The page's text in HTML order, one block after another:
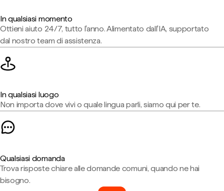
In qualsiasi momento
Ottieni aiuto 24/7, tutto l'anno. Alimentato dall'IA, supportato
dal nostro team di assistenza.
In qualsiasi luogo
Non importa dove vivi o quale lingua parli, siamo qui per te.
Qualsiasi domanda
Trova risposte chiare alle domande comuni, quando ne hai
bisogno.